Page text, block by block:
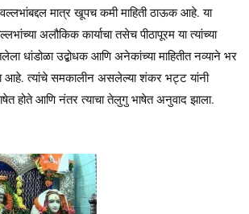
मात्र खूपच कमी माहिती ठाऊक आहे. या
अलौकिक कार्याचा तसेच पीठापूरम या त्यांच्या
धांडोळा उद्बोधक आणि अनेकांच्या माहितीत नव्याने भर
आहे. त्यांचे समकालीन असलेल्या शंकर भट्ट यांनी
होते आणि नंतर त्याचा तेलुगु भाषेत अनुवाद झाला.